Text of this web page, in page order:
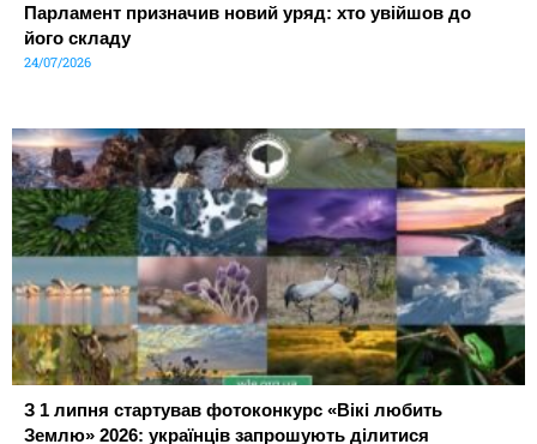
Парламент призначив новий уряд: хто увійшов до
його складу
24/07/2026
З 1 липня стартував фотоконкурс «Вікі любить
Землю» 2026: українців запрошують ділитися